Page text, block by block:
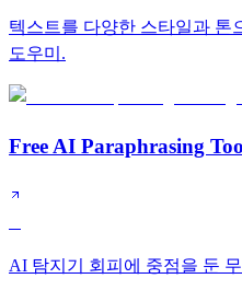
텍스트를 다양한 스타일과 톤
도우미.
Free AI Paraphrasing
AI 탐지기 회피에 중점을 둔